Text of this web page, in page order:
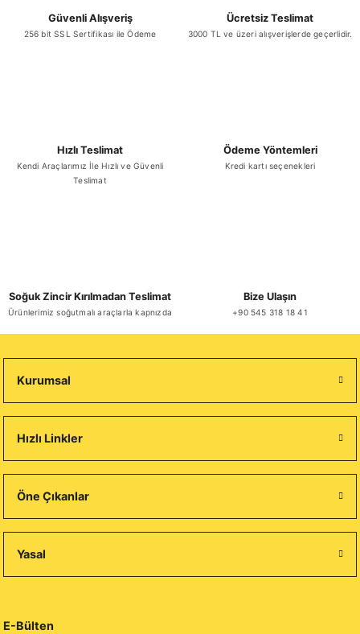
Güvenli Alışveriş
256 bit SSL Sertifikası ile Ödeme
Ücretsiz Teslimat
3000 TL ve üzeri alışverişlerde geçerlidir.
Hızlı Teslimat
Kendi Araçlarımız İle Hızlı ve Güvenli
Teslimat
Ödeme Yöntemleri
Kredi kartı seçenekleri
Soğuk Zincir Kırılmadan Teslimat
Ürünlerimiz soğutmalı araçlarla kapnızda
Bize Ulaşın
+90 545 318 18 41
Kurumsal
Hızlı Linkler
Öne Çıkanlar
Yasal
E-Bülten